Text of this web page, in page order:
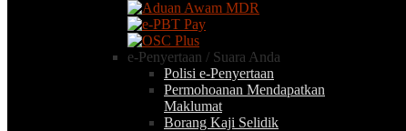
e-Penyertaan / Suara Anda
Polisi e-Penyertaan
Permohoanan Mendapatkan
Maklumat
Borang Kaji Selidik